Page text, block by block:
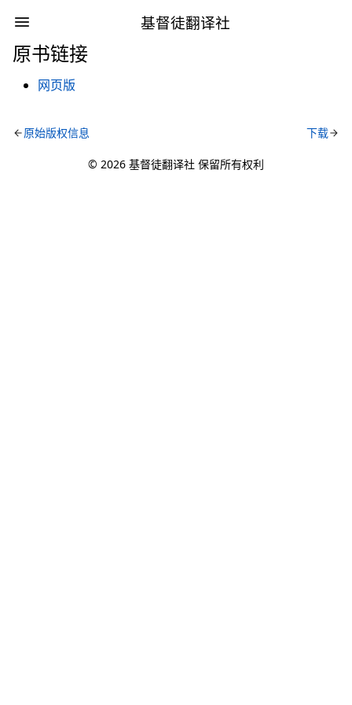
基督徒翻译社
原书链接
网页版
原始版权信息 下载
© 2026 基督徒翻译社 保留所有权利